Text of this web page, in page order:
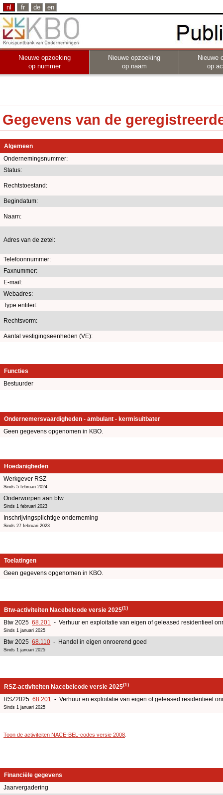
nl fr de en
Nieuwe opzoeking
op nummer
Nieuwe opzoeking
op naam
Nieuwe
op
Gegevens van de
Algemeen
Ondernemingsnummer:
Status:
Rechtstoestand:
Begindatum:
Naam:
Adres van de zetel:
Telefoonnummer:
Faxnummer:
E-mail:
Webadres:
Type entiteit:
Rechtsvorm:
Aantal vestigingseenheden (VE):
Functies
Bestuurder
Ondernemersvaardigheden - ambulant - kermisuitbater
Geen gegevens opgenomen in KBO.
Hoedanigheden
Werkgever RSZ
Sinds 5 februari 2024
Onderworpen aan btw
Sinds 1 februari 2023
Inschrijvingsplichtige onderneming
Sinds 27 februari 2023
Toelatingen
Geen gegevens opgenomen in KBO.
Btw-activiteiten Nacebelcode versie 2025(1)
Btw 2025 68.201 - Verhuur en exploitatie van eigen of geleased residentieel
Sinds 1 januari 2025
Btw 2025 68.110 - Handel in eigen onroerend goed
Sinds 1 januari 2025
RSZ-activiteiten Nacebelcode versie 2025(1)
RSZ2025 68.201 - Verhuur en exploitatie van eigen of geleased residentieel
Sinds 1 januari 2025
Toon de activiteiten NACE-BEL-codes versie 2008
Financiële gegevens
Jaarvergadering